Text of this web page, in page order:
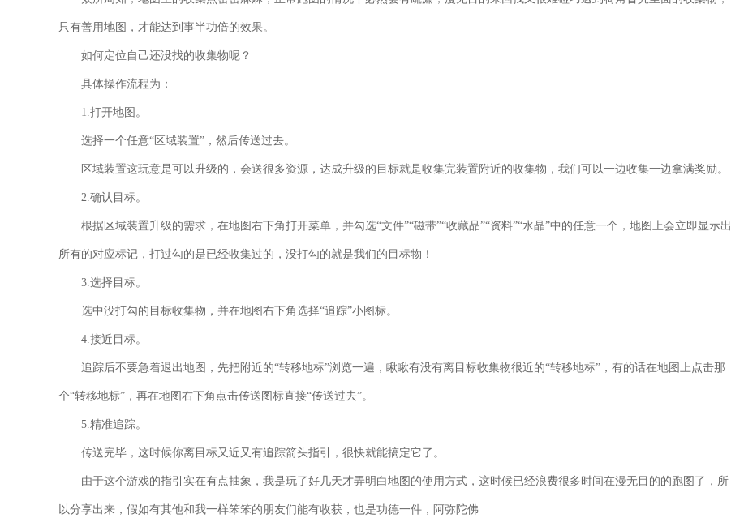
只有善用地图，才能达到事半功倍的效果。
如何定位自己还没找的收集物呢？
具体操作流程为：
1.打开地图。
选择一个任意“区域装置”，然后传送过去。
区域装置这玩意是可以升级的，会送很多资源，达成升级的目标就是收集完装置附近的收集物，我们可以一边收集一边拿满奖励。
2.确认目标。
根据区域装置升级的需求，在地图右下角打开菜单，并勾选“文件”“磁带”“收藏品”“资料”“水晶”中的任意一个，地图上会立即显示出
所有的对应标记，打过勾的是已经收集过的，没打勾的就是我们的目标物！
3.选择目标。
选中没打勾的目标收集物，并在地图右下角选择“追踪”小图标。
4.接近目标。
追踪后不要急着退出地图，先把附近的“转移地标”浏览一遍，瞅瞅有没有离目标收集物很近的“转移地标”，有的话在地图上点击那
个“转移地标”，再在地图右下角点击传送图标直接“传送过去”。
5.精准追踪。
传送完毕，这时候你离目标又近又有追踪箭头指引，很快就能搞定它了。
由于这个游戏的指引实在有点抽象，我是玩了好几天才弄明白地图的使用方式，这时候已经浪费很多时间在漫无目的的跑图了，所
以分享出来，假如有其他和我一样笨笨的朋友们能有收获，也是功德一件，阿弥陀佛